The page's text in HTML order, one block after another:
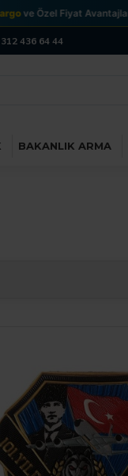
Özel Fiyat Avantajları
436 64 44
BAKANLIK ARMA